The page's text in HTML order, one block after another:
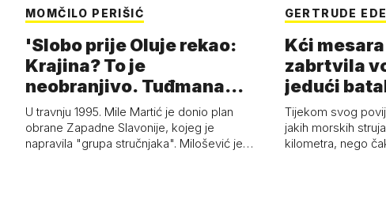
MOMČILO PERIŠIĆ
'Slobo prije Oluje rekao:
Krajina? To je
neobranjivo. Tuđmana
zvao Krivousti'
U travnju 1995. Mile Martić je donio plan
obrane Zapadne Slavonije, kojeg je
napravila "grupa stručnjaka". Milošević je…
GERTRUDE
Kći
zabrtvila
jedući
Tijekom svog
jakih morskih
kilometra, nego